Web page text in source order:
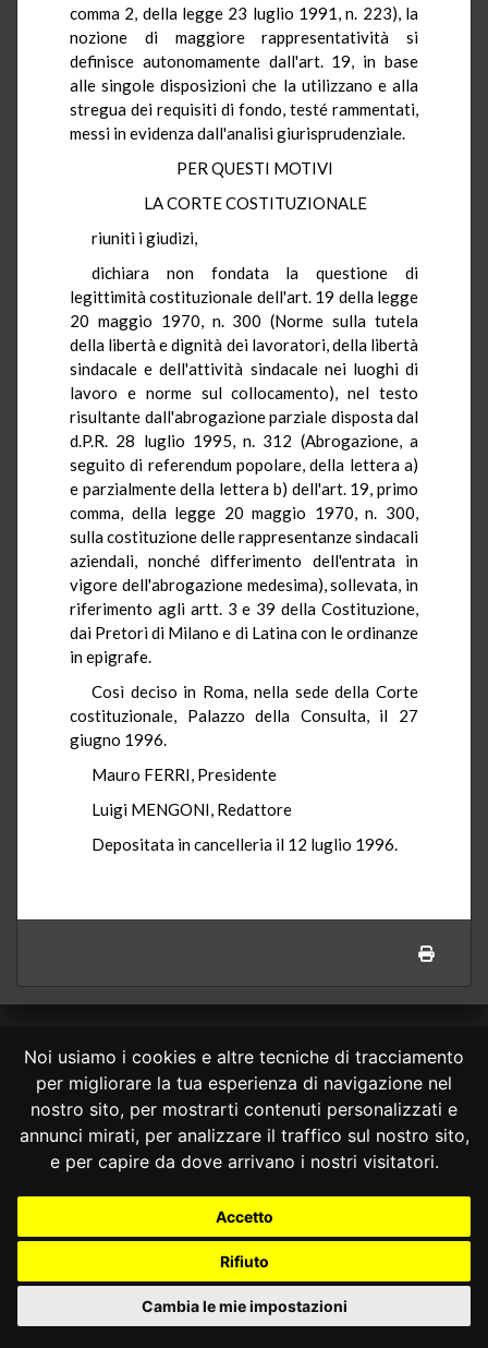
Noi usiamo i cookies e altre tecniche di tracciamento
per migliorare la tua esperienza di navigazione nel
nostro sito, per mostrarti contenuti personalizzati e
annunci mirati, per analizzare il traffico sul nostro sito,
e per capire da dove arrivano i nostri visitatori.
Accetto
Rifiuto
Cambia le mie impostazioni
comma 2, della legge 23 luglio 1991, n. 223), la
nozione di maggiore rappresentatività si
definisce autonomamente dall'art. 19, in base
alle singole disposizioni che la utilizzano e alla
stregua dei requisiti di fondo, testé rammentati,
messi in evidenza dall'analisi giurisprudenziale.
PER QUESTI MOTIVI
LA CORTE COSTITUZIONALE
riuniti i giudizi,
dichiara non fondata la questione di
legittimità costituzionale dell'art. 19 della legge
20 maggio 1970, n. 300 (Norme sulla tutela
della libertà e dignità dei lavoratori, della libertà
sindacale e dell'attività sindacale nei luoghi di
lavoro e norme sul collocamento), nel testo
risultante dall'abrogazione parziale disposta dal
d.P.R. 28 luglio 1995, n. 312 (Abrogazione, a
seguito di referendum popolare, della lettera a)
e parzialmente della lettera b) dell'art. 19, primo
comma, della legge 20 maggio 1970, n. 300,
sulla costituzione delle rappresentanze sindacali
aziendali, nonché differimento dell'entrata in
vigore dell'abrogazione medesima), sollevata, in
riferimento agli artt. 3 e 39 della Costituzione,
dai Pretori di Milano e di Latina con le ordinanze
in epigrafe.
Così deciso in Roma, nella sede della Corte
costituzionale, Palazzo della Consulta, il 27
giugno 1996.
Mauro FERRI, Presidente
Luigi MENGONI, Redattore
Depositata in cancelleria il 12 luglio 1996.
CONSULTA ONLINE DAL 1995 -NOTE LEGALI
le informazioni legali di siti collegati.
La consultazione di questi o del materiale contenuto nel sito non
costituisce una relazione di consulenza legale.
Nessuno deve confidare o agire in base alle informazioni disponibili in
questo sito senza una consulenza legale professionale.